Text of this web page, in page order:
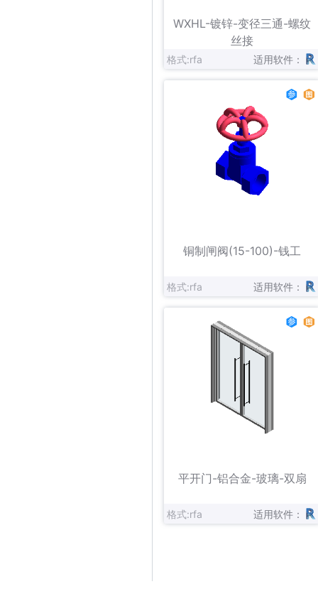
WXHL-镀锌-变径三通-螺纹
丝接
格式:rfa 适用软件：
铜制闸阀(15-100)-钱工
格式:rfa 适用软件：
平开门-铝合金-玻璃-双扇
格式:rfa 适用软件：